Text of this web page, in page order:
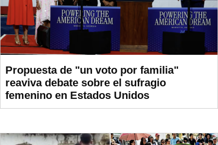
Propuesta de "un voto por familia"
reaviva debate sobre el sufragio
femenino en Estados Unidos